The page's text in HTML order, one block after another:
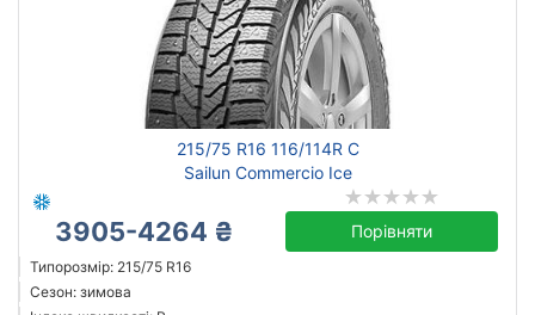
215/75 R16 116/114R C
Sailun Commercio Ice
3905-4264 ₴ Порівняти
Типорозмір: 215/75 R16
Сезон: зимова